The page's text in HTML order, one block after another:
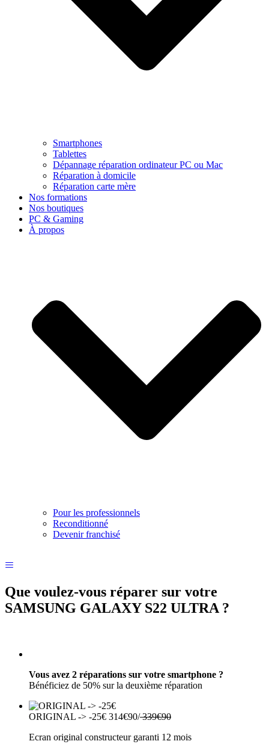
Smartphones
Tablettes
Dépannage réparation ordinateur PC ou Mac
Réparation à domicile
Réparation carte mère
Nos formations
Nos boutiques
PC & Gaming
À propos
Pour les professionnels
Reconditionné
Devenir franchisé
Que voulez-vous réparer sur votre
SAMSUNG GALAXY S22 ULTRA ?
Vous avez 2 réparations sur votre smartphone ?
Bénéficiez de 50% sur la deuxième réparation
ORIGINAL -> -25€ 314€90/339€90
Ecran original constructeur garanti 12 mois